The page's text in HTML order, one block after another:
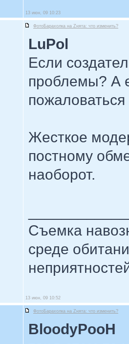
13 июн, 09 10:23
ФотоБарахолка на Zнята: что изменить?
LuPol
Если
проблемы? А
Жесткое
постному
наоборот.
Съемка
среде
13 июн, 09 10:52
ФотоБарахолка на Zнята: что изменить?
BloodyPooH